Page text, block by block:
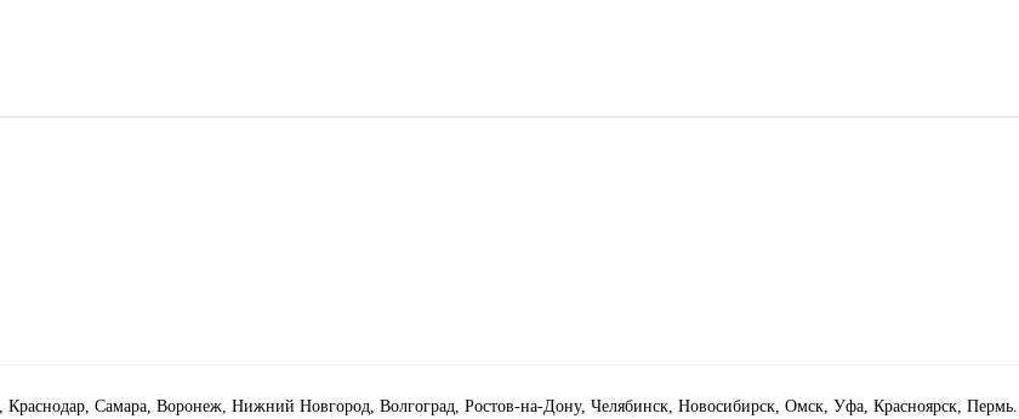
Краснодар, Самара, Воронеж, Нижний Новгород, Волгоград, Ростов-на-Дону, Челябинск, Новосибирск, Омск, Уфа, Красноярск, Пермь.